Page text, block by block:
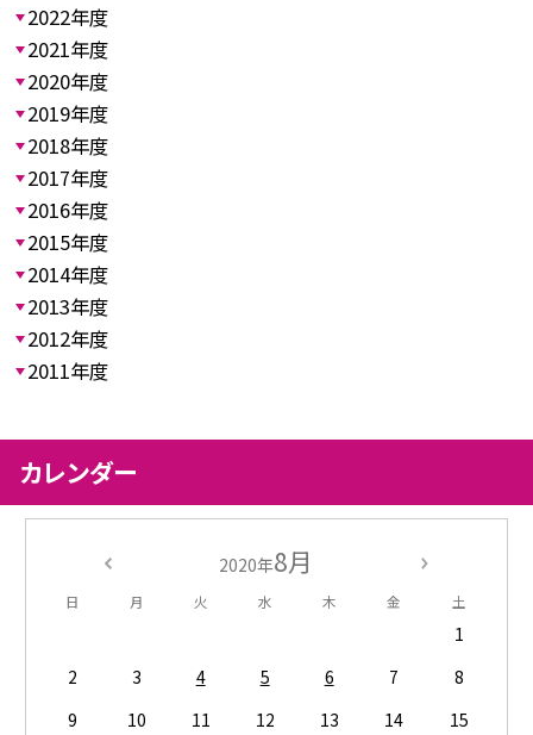
2022年度
2021年度
2020年度
2019年度
2018年度
2017年度
2016年度
2015年度
2014年度
2013年度
2012年度
2011年度
カレンダー
2020年8月
日 月 火 水 木 金 土
1
2
3 4 5 6 7
8
9
10 11 12 13 14
15